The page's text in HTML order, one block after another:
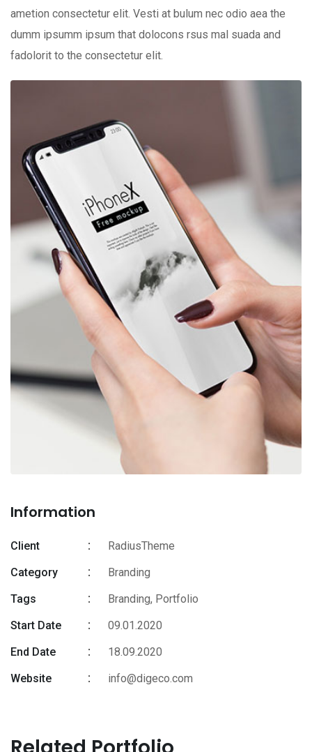
ametion consectetur elit. Vesti at bulum nec odio aea the
dumm ipsumm ipsum that dolocons rsus mal suada and
fadolorit to the consectetur elit.
Information
Client
RadiusTheme
Category
Branding
Tags
Branding, Portfolio
Start Date
09.01.2020
End Date
18.09.2020
Website
info@digeco.com